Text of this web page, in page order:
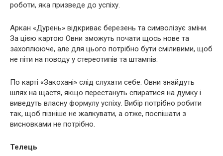
роботи, яка призведе до успіху.
Аркан «Дурень» відкриває березень та символізує зміни.
За цією картою Овни зможуть почати щось нове та
захоплююче, але для цього потрібно бути сміливими, щоб
не піти на поводу у стереотипів та штампів.
По карті «Закохані» слід слухати себе. Овни знайдуть
шлях на щастя, якщо перестануть спиратися на думку і
виведуть власну формулу успіху. Вибір потрібно робити
так, щоб пізніше не жалкувати, а отже, поспішати з
висновками не потрібно.
Телець